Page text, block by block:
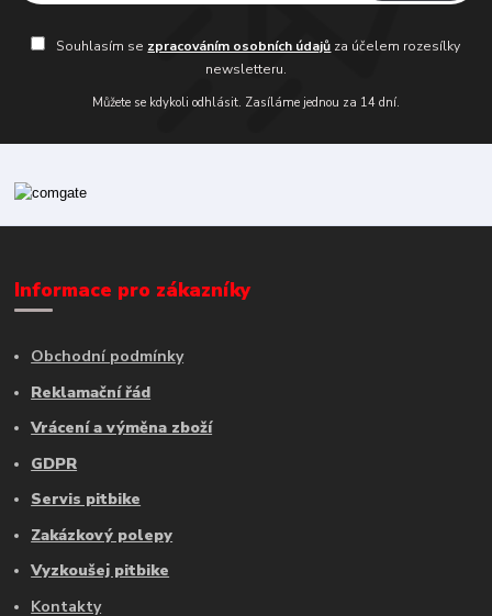
Souhlasím se zpracováním osobních údajů za účelem rozesílky
newsletteru.
Můžete se kdykoli odhlásit. Zasíláme jednou za 14 dní.
Informace pro zákazníky
Obchodní podmínky
Reklamační řád
Vrácení a výměna zboží
GDPR
Servis pitbike
Zakázkový polepy
Vyzkoušej pitbike
Kontakty